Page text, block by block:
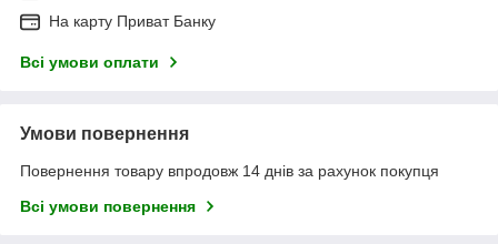
На карту Приват Банку
Всі умови оплати
Умови повернення
Повернення товару впродовж 14 днів за рахунок покупця
Всі умови повернення